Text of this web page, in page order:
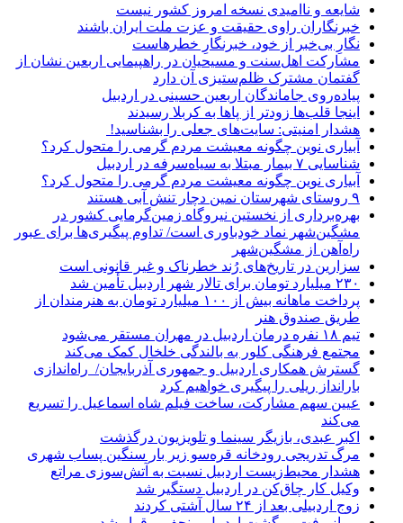
شایعه و ناامیدی نسخه امروز کشور نیست
خبرنگاران راوی حقیقت و عزت ملت ایران باشند
نگارِ بی‌خبر از خود، خبرنگارِ خطرهاست
مشارکت اهل‌سنت و مسیحیان در راهپیمایی اربعین نشان از
گفتمان مشترک ظلم‌ستیزی آن دارد
پیاده‌روی جاماندگان اربعین حسینی در اردبیل
اینجا قلب‌ها زودتر از پاها به کربلا رسیدند
هشدار امنیتی: سایت‌های جعلی را بشناسید!
آبیاری نوین چگونه معیشت مردم گرمی را متحول کرد؟
شناسایی ۷ بیمار مبتلا به سیاه‌سرفه در اردبیل
آبیاری نوین چگونه معیشت مردم گرمی را متحول کرد؟
۹ روستای شهرستان نمین دچار تنش آبی هستند
بهره‌برداری از نخستین نیروگاه زمین‌گرمایی کشور در
مشگین‌شهر نماد خودباوری است/ تداوم پیگیری‌ها برای عبور
راه‌آهن از مشگین‌شهر
سزارین در تاریخ‌های رُند خطرناک و غیر قانونی است
۲۳۰ میلیارد تومان برای تالار شهر اردبیل تأمین شد
پرداخت ماهانه بیش از ۱۰۰ میلیارد تومان به هنرمندان از
طریق صندوق هنر
تیم ۱۸ نفره درمان اردبیل در مهران مستقر می‌شود
مجتمع فرهنگی کلور به بالندگی خلخال کمک می‌کند
گسترش همکاری اردبیل و جمهوری آذربایجان/ راه‌اندازی
بارانداز ریلی را پیگیری خواهیم کرد
عیین سهم مشارکت، ساخت فیلم شاه‌ اسماعیل را تسریع
می‌کند
اکبر عبدی، بازیگر سینما و تلویزیون درگذشت
مرگ تدریجی رودخانه قره‌سو زیر بار سنگین پساب شهری
هشدار محیط‌زیست اردبیل نسبت به آتش‌سوزی مراتع
وکیل کار چاق‌کن در اردبیل دستگیر شد
زوج اردبیلی بعد از ۲۴ سال آشتی کردند